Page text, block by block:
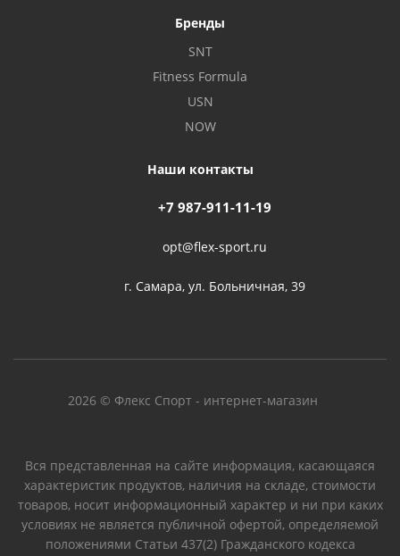
Бренды
SNT
Fitness Formula
USN
NOW
Наши контакты
+7 987-911-11-19
opt@flex-sport.ru
г. Самара, ул. Больничная, 39
2026 © Флекс Спорт - интернет-магазин
Вся представленная на сайте информация, касающаяся
характеристик продуктов, наличия на складе, стоимости
товаров, носит информационный характер и ни при каких
условиях не является публичной офертой, определяемой
положениями Статьи 437(2) Гражданского кодекса